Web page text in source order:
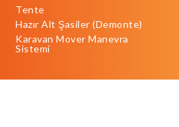
Tente
Hazır Alt Şasiler (Demonte)
Karavan Mover Manevra
Sistemi